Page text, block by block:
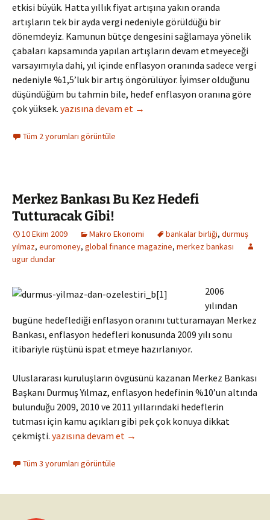
etkisi büyük. Hatta yıllık fiyat artışına yakın oranda
artışların tek bir ayda vergi nedeniyle görüldüğü bir
dönemdeyiz. Kamunun bütçe dengesini sağlamaya yönelik
çabaları kapsamında yapılan artışların devam etmeyeceği
varsayımıyla dahi, yıl içinde enflasyon oranında sadece vergi
nedeniyle %1,5’luk bir artış öngörülüyor. İyimser olduğunu
düşündüğüm bu tahmin bile, hedef enflasyon oranına göre
çok yüksek. Fiyatlarda Devletin ve Küresel Ekonominin
yazısına devam et →
Tüm 2 yorumları görüntüle
Merkez Bankası Bu Kez Hedefi
Tutturacak Gibi!
10 Ekim 2009 Makro Ekonomi bankalar birliği, durmuş
yılmaz, euromoney, global finance magazine, merkez bankası
ugur dundar
2006
yılından
bugüne hedeflediği enflasyon oranını tutturamayan Merkez
Bankası, enflasyon hedefleri konusunda 2009 yılı sonu
itibariyle rüştünü ispat etmeye hazırlanıyor.
Uluslararası kuruluşların övgüsünü kazanan Merkez Bankası
Başkanı Durmuş Yılmaz, enflasyon hedefinin %10’un altında
bulunduğu 2009, 2010 ve 2011 yıllarındaki hedeflerin
tutması için kamu açıkları gibi pek çok konuya dikkat
çekmişti. Merkez Bankası Bu Kez Hedefi Tutturacak Gibi!
yazısına devam et →
Tüm 3 yorumları görüntüle